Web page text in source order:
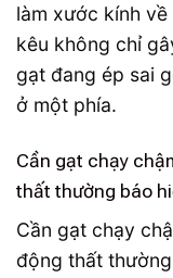
làm xước kính
kêu không chỉ
gạt đang ép sai
ở một phía.
Cần gạt chạy
thất thường báo
Cần gạt chạy
động thất